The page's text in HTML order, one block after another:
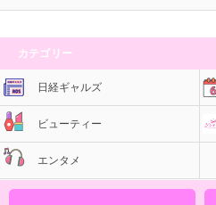
カテゴリー
日経ギャルズ
ビューティー
エンタメ